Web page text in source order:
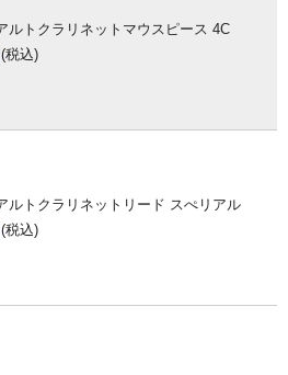
ルトクラリネットマウスピース 4C
(税込)
ルトクラリネットリード スぺリアル
(税込)